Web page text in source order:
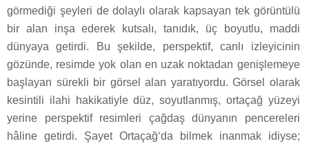
görmediği şeyleri de dolaylı olarak kapsayan tek görüntülü
bir alan inşa ederek kutsalı, tanıdık, üç boyutlu, maddi
dünyaya getirdi. Bu şekilde, perspektif, canlı izleyicinin
gözünde, resimde yok olan en uzak noktadan genişlemeye
başlayan sürekli bir görsel alan yaratıyordu. Görsel olarak
kesintili ilahi hakikatiyle düz, soyutlanmış, ortaçağ yüzeyi
yerine perspektif resimleri çağdaş dünyanın pencereleri
hâline getirdi. Şayet Ortaçağ‘da bilmek inanmak idiyse;